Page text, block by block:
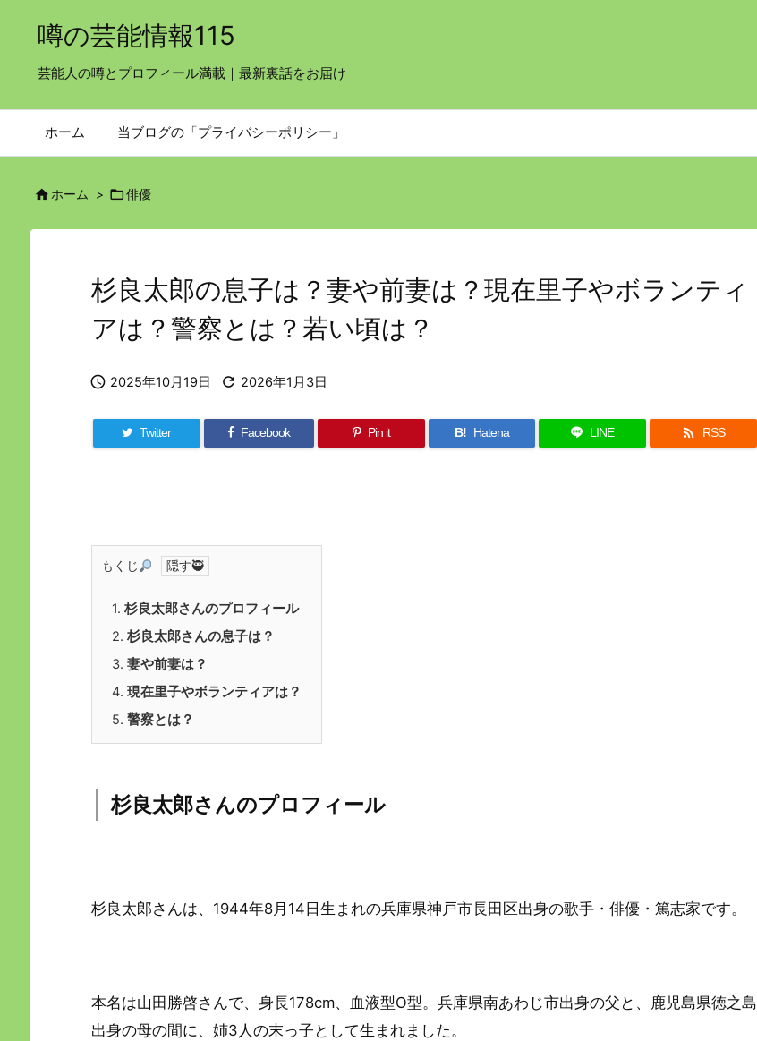
噂の芸能情報115
芸能人の噂とプロフィール満載｜最新裏話をお届け
ホーム 当ブログの「プライバシーポリシー」
ホーム > 俳優
杉良太郎の息子は？妻や前妻は？現在里子やボランティ
アは？警察とは？若い頃は？
 2025年10月19日  2026年1月3日
Twitter Facebook Pin it B! Hatena LINE  RSS
もくじ
1. 杉良太郎さんのプロフィール
2. 杉良太郎さんの息子は？
3. 妻や前妻は？
4. 現在里子やボランティアは？
5. 警察とは？
杉良太郎さんのプロフィール
杉良太郎さんは、1944年8月14日生まれの兵庫県神戸市長田区出身の歌手・俳優・篤志家です。
本名は山田勝啓さんで、身長178cm、血液型O型。兵庫県南あわじ市出身の父と、鹿児島県徳之島
出身の母の間に、姉3人の末っ子として生まれました。